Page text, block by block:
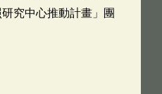
究中心推動計畫」團